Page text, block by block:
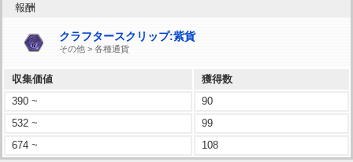
報酬
クラフタースクリップ:紫貨
その他 > 各種通貨
収集価値
獲得数
390 ~
90
532 ~
99
674 ~
108